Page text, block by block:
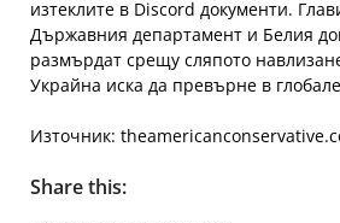
изтеклите в Discord документи.
Държавния департамент и Белия
размърдат срещу сляпото
Украйна иска да превърне в
Източник:
Share this: